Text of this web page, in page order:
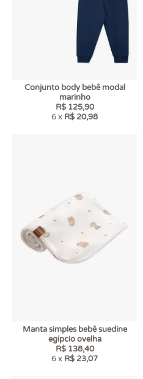
Conjunto body bebê modal
marinho
R$ 125,90
6 x R$ 20,98
Manta simples bebê suedine
egípcio ovelha
R$ 138,40
6 x R$ 23,07